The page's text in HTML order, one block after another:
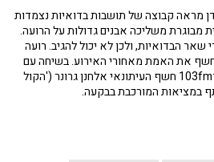
מראה קבוצה של תושבות בדואיות נצמדות
מבוגרת משליכה אבנים גדולות על הרועה.
שאר הבדואיות, ולכן לא יכול להגיב. רועה
את האמת מאחורי האירוע. בשיחה עם
אראל סג"ל ויריב אופנהיימר ב־103fm חשף העיתונאי אלחנן גרונר ('הקול
במציאות המורכבת בבקעה.